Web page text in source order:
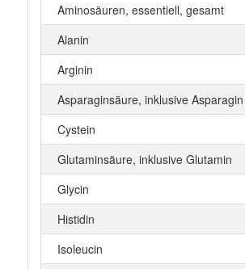
Aminosäuren, essentiell, gesamt
Alanin
Arginin
Asparaginsäure, inklusive Asparagin
Cystein
Glutaminsäure, inklusive Glutamin
Glycin
Histidin
Isoleucin